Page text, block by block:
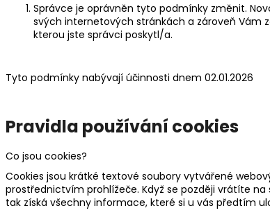
Správce je oprávněn tyto podmínky změnit.
svých internetových stránkách a zároveň Vám
kterou jste správci poskytl/a.
Tyto podmínky nabývají účinnosti dnem 02.01.2026
Pravidla používání cookies
Co jsou cookies?
Cookies jsou krátké textové soubory vytvářené
prostřednictvím prohlížeče. Když se později vrátíte
tak získá všechny informace, které si u vás předtím